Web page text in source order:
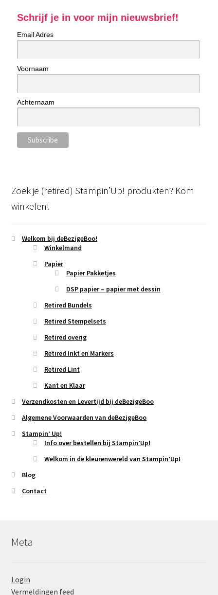
Schrijf je in voor mijn nieuwsbrief!
Email Adres
Voornaam
Achternaam
Zoek je (retired) Stampin’Up! produkten? Kom
winkelen!
Welkom bij deBezigeBoo!
Winkelmand
Papier
Papier Pakketjes
DSP papier – papier met dessin
Retired Bundels
Retired Stempelsets
Retired overig
Retired Inkt en Markers
Retired Lint
Kant en Klaar
Verzendkosten en Levertijd bij deBezigeBoo
Algemene Voorwaarden van deBezigeBoo
Stampin’ Up!
Info over bestellen bij Stampin’Up!
Welkom in de kleurenwereld van Stampin’Up!
Blog
Contact
Meta
Login
Vermeldingen feed